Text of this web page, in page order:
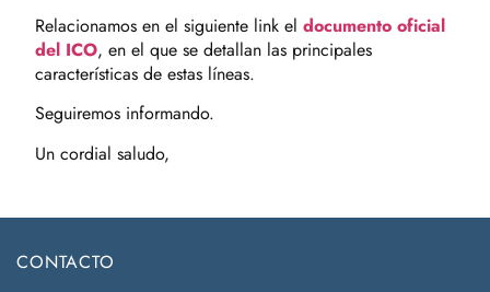
Relacionamos en el siguiente link el documento oficial
del ICO, en el que se detallan las principales
características de estas líneas.
Seguiremos informando.
Un cordial saludo,
CONTACTO